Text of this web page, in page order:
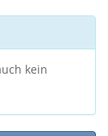
kein